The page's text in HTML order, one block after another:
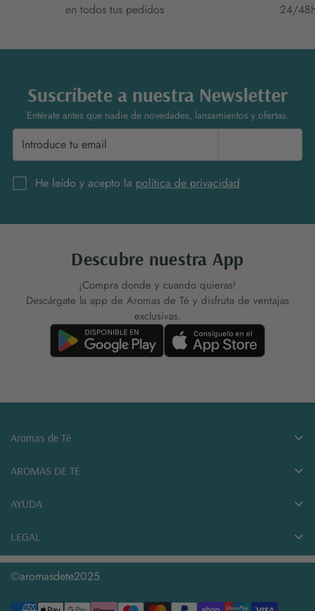
en todos tus pedidos 24/
Suscríbete a nuestra Newsletter
Entérate antes que nadie de novedades, lanzamientos y ofertas.
He leído y acepto la política de privacidad
Descubre nuestra App
¡Compra donde y cuando quieras!
Descárgate la app de Aromas de Té y disfruta de ventajas
exclusivas.
Aromas de Té
accesorios para el té, desde Sonseca (Toledo).
AROMAS DE TÉ
Sobre nosotros
Club Aromas · Programa de puntos
Descarga la App
AYUDA
Políticas de envío
Política de devoluciones
Desistir de mi compra
Mensajería móvil
LEGAL
Condiciones de compra
©aromasdete2025